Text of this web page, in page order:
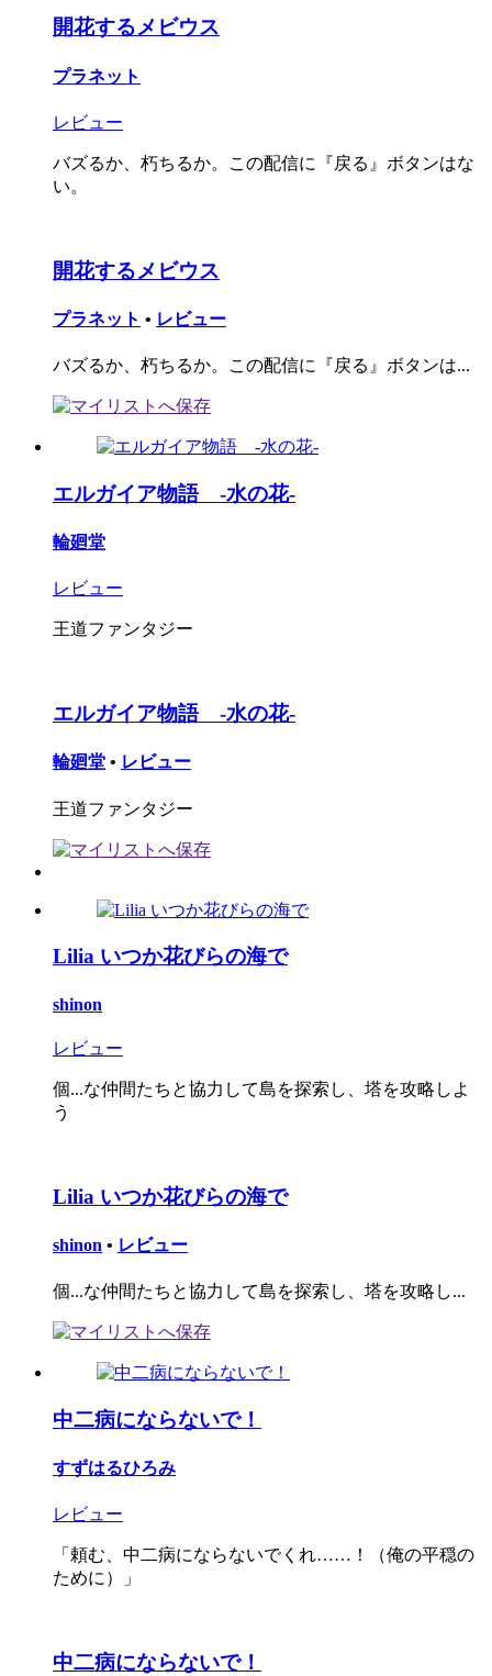
開花するメビウス
プラネット
レビュー
バズるか、朽ちるか。この配信に『戻る』ボタンはな
い。
開花するメビウス
プラネット • レビュー
バズるか、朽ちるか。この配信に『戻る』ボタンは...
エルガイア物語 -水の花-
輪廻堂
レビュー
王道ファンタジー
エルガイア物語 -水の花-
輪廻堂 • レビュー
王道ファンタジー
Lilia いつか花びらの海で
shinon
レビュー
個...な仲間たちと協力して島を探索し、塔を攻略しよ
う
Lilia いつか花びらの海で
shinon • レビュー
個...な仲間たちと協力して島を探索し、塔を攻略し...
中二病にならないで！
すずはるひろみ
レビュー
「頼む、中二病にならないでくれ……！（俺の平穏の
ために）」
中二病にならないで！